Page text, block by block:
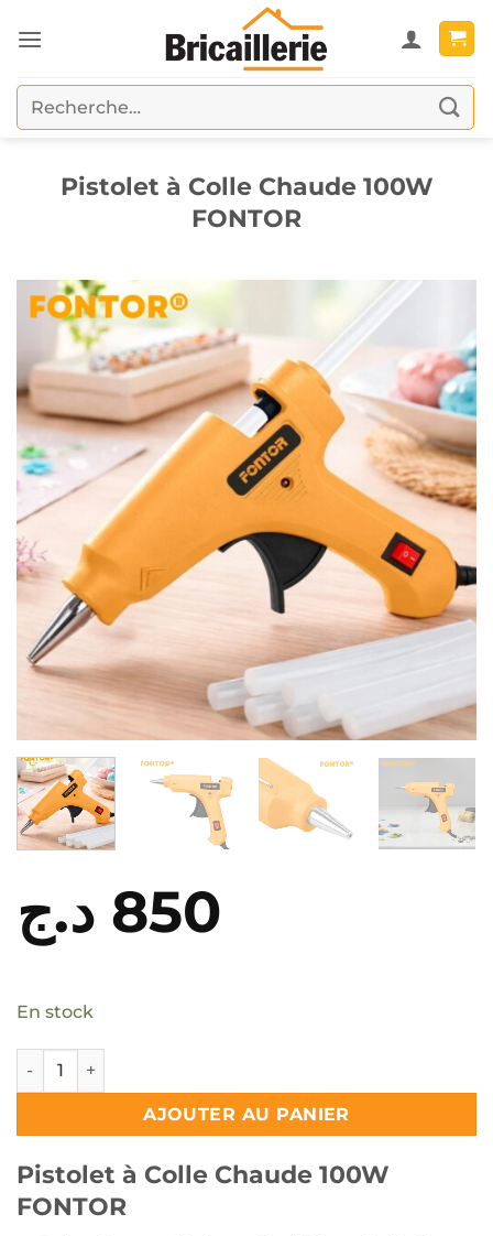
au
Recherche
pour :
Pistolet à Colle Chaude 100W
FONTOR
850 د.ج
En stock
quantité de Pistolet à Colle Chaude 100W FONTOR
AJOUTER AU PANIER
Pistolet à Colle Chaude 100W
FONTOR